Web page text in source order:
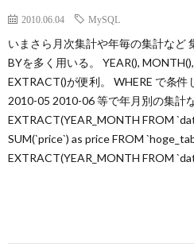
2010.06.04 MySQL
いまさら月次集計や年毎の集計など
BYを多く用いる。 YEAR(),
EXTRACT()が便利。 WHERE で条件
2010-05 2010-06 等で年月別の集計
EXTRACT(YEAR_MONTH FROM
SUM(`price`) as price FROM
EXTRACT(YEAR_MONTH FROM